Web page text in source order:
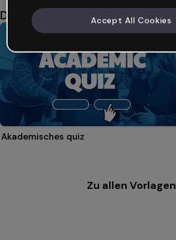
Das könnte dir auch gefallen
Akademisches quiz
Zu allen Vorlagen
Accept All Cookies